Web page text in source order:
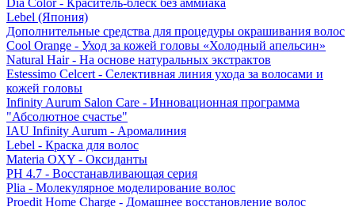
Dia Color - Краситель-блеск без аммиака
Lebel (Япония)
Дополнительные средства для процедуры окрашивания волос
Cool Orange - Уход за кожей головы «Холодный апельсин»
Natural Hair - На основе натуральных экстрактов
Estessimo Celcert - Селективная линия ухода за волосами и
кожей головы
Infinity Aurum Salon Care - Инновационная программа
"Абсолютное счастье"
IAU Infinity Aurum - Аромалиния
Lebel - Краска для волос
Materia OXY - Оксиданты
PH 4.7 - Восстанавливающая серия
Plia - Молекулярное моделирование волос
Proedit Home Charge - Домашнее восстановление волос